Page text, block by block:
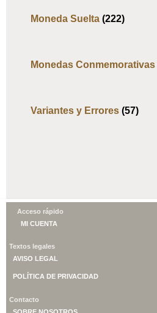
Moneda Suelta (222)
Monedas Conmemorativas
Variantes y Errores (57)
Acceso rápido
MI CUENTA
Textos legales
AVISO LEGAL
POLÍTICA DE PRIVACIDAD
Contacto